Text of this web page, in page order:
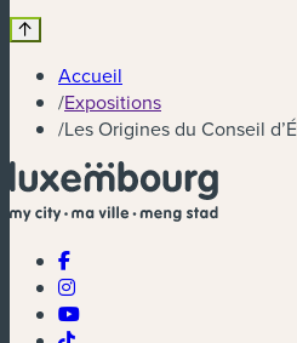
Accueil
/Expositions
/Les Origines du Conseil